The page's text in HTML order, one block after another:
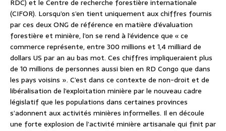
RDC) et le Centre de recherche forestière internationale
(CIFOR). Lorsqu’on s’en tient uniquement aux chiffres fournis
par ces deux ONG de référence en matière d’évaluation
forestière et minière, l’on se rend à l’évidence que « ce
commerce représente, entre 300 millions et 1,4 milliard de
dollars US par an au bas mot. Ces chiffres impliqueraient plus
de 10 millions de personnes aussi bien en RD Congo que dans
les pays voisins ». C’est dans ce contexte de non-droit et de
libéralisation de l’exploitation minière par le nouveau cadre
législatif que les populations dans certaines provinces
s’adonnent aux activités minières informelles. Il en découle
une forte explosion de l’activité minière artisanale qui finit par